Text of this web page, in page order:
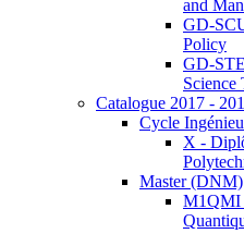
and
GD-
Policy
GD-
Science
Catalogue 2017 -
Cycle
X -
Master (DNM)
M1QMI